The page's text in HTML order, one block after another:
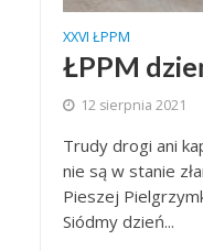
XXVI ŁPPM
ŁPPM
12 sierpnia 2021
Trudy drogi ani
nie są w stanie
Pieszej
Siódmy dzień...